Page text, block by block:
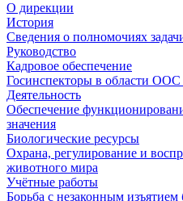
О дирекции
История
Сведения о полномочиях
Руководство
Кадровое обеспечение
Госинспекторы в области
Деятельность
Обеспечение
значения
Биологические ресурсы
Охрана, регулирование и
животного мира
Учётные работы
Борьба с незаконным изъятием